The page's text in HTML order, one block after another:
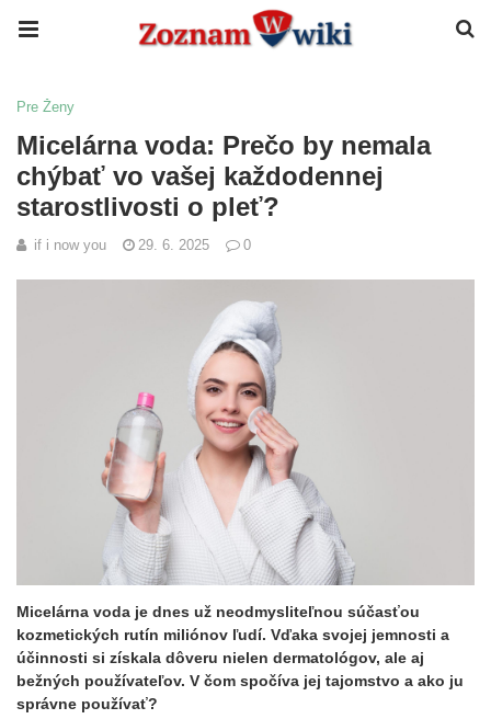
Pre Ženy
Micelárna voda: Prečo by nemala
chýbať vo vašej každodennej
starostlivosti o pleť?
if i now you 29. 6. 2025 0
Micelárna voda je dnes už neodmysliteľnou súčasťou
kozmetických rutín miliónov ľudí. Vďaka svojej jemnosti a
účinnosti si získala dôveru nielen dermatológov, ale aj
bežných používateľov. V čom spočíva jej tajomstvo a ako ju
správne používať?